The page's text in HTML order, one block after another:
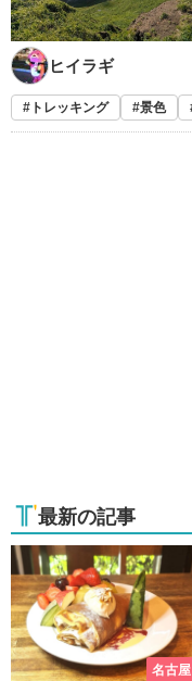
ヒイラギ
トレッキング 景色
最新の記事
名古屋